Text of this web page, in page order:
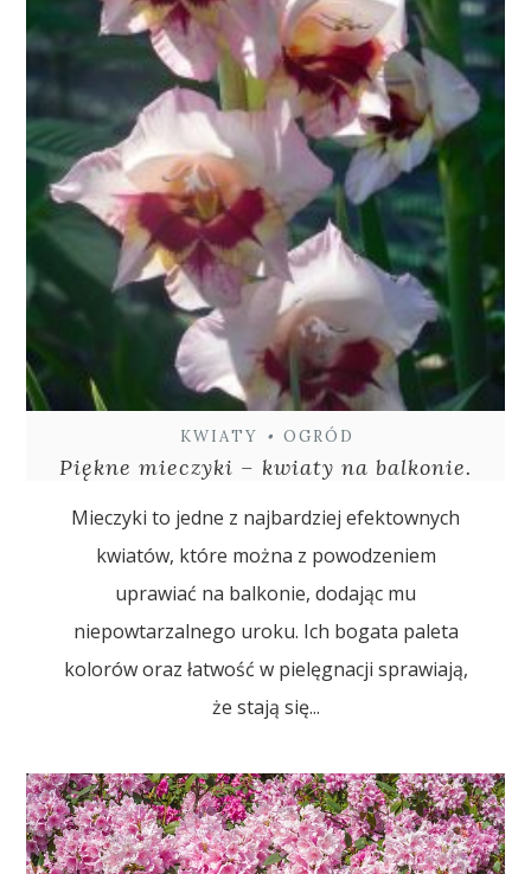
KWIATY • OGRÓD
Piękne mieczyki – kwiaty na balkonie.
Mieczyki to jedne z najbardziej efektownych
kwiatów, które można z powodzeniem
uprawiać na balkonie, dodając mu
niepowtarzalnego uroku. Ich bogata paleta
kolorów oraz łatwość w pielęgnacji sprawiają,
że stają się...